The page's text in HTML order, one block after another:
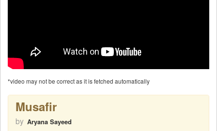
*video may not be correct as it is fetched automatically
Musafir
by Aryana Sayeed